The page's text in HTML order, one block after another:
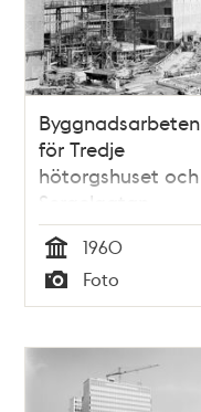
Byggnadsarbeten
för Tredje
hötorgshuset och
Sergelgatan
Tid
1960
Typ
Foto